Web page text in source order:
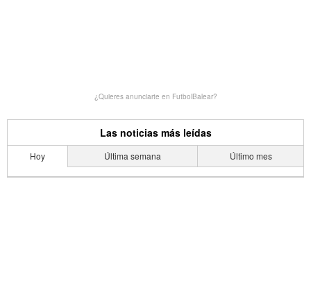
¿Quieres anunciarte en FutbolBalear?
Las noticias más leídas
Hoy Última semana Último mes